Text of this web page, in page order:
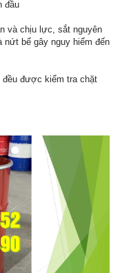
đầu
và chịu lực, sắt nguyên
nứt bể gây nguy hiểm đến
được kiểm tra chặt